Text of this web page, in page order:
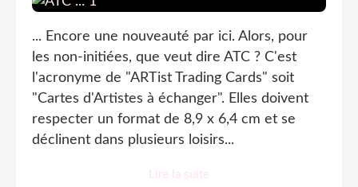
... Encore une nouveauté par ici. Alors, pour
les non-initiées, que veut dire ATC ? C'est
l'acronyme de "ARTist Trading Cards" soit
"Cartes d'Artistes à échanger". Elles doivent
respecter un format de 8,9 x 6,4 cm et se
déclinent dans plusieurs loisirs...
Lire la suite